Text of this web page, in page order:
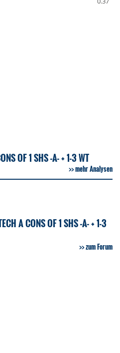
OF 1 SHS -A- + 1-3 WT
mehr Analysen
A CONS OF 1 SHS -A- + 1-3
zum Forum